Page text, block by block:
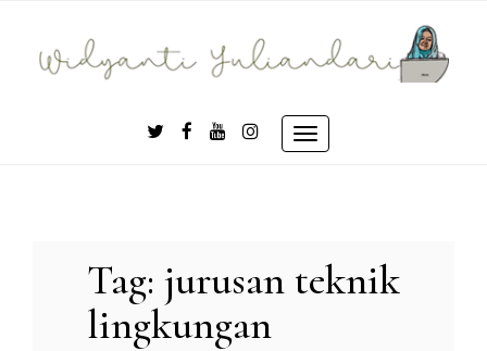
content
Toggle
Tag: jurusan teknik
lingkungan